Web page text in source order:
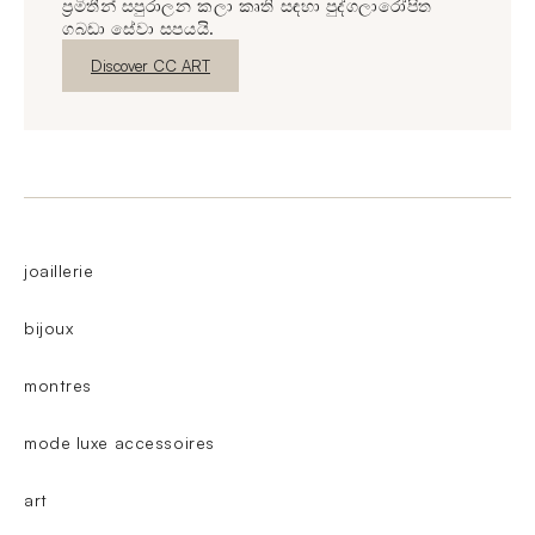
ප්‍රමිතීන් සපුරාලන කලා කෘති සඳහා පුද්ගලාරෝපිත
ගබඩා සේවා සපයයි.
නව කවුළුව
Discover CC ART
joaillerie
bijoux
montres
mode luxe accessoires
art